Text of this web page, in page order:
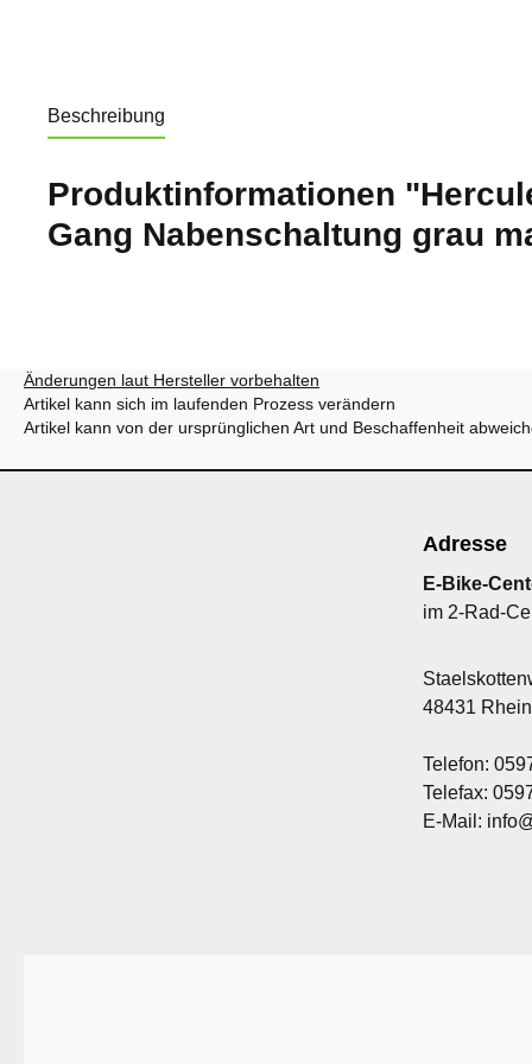
Beschreibung
Produktinformationen
Gang Nabenschaltung grau
Änderungen laut Hersteller vorbehalten
Artikel kann sich im laufenden Prozess verändern
Artikel kann von der ursprünglichen Art und Beschaffenheit
Adresse
E-Bike-
im 2-Rad-
48431
Telefon:
Telefax:
E-Mail: